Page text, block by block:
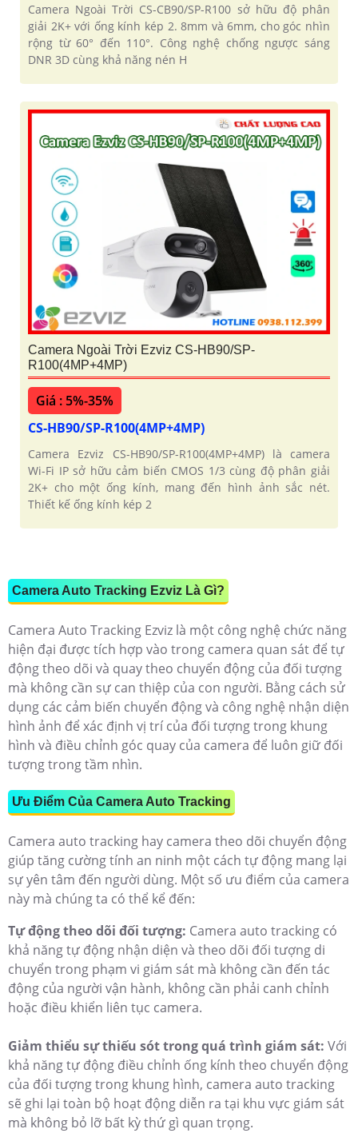
Camera Ngoài Trời CS-CB90/SP-R100 sở hữu độ phân
giải 2K+ với ống kính kép 2. 8mm và 6mm, cho góc nhìn
rộng từ 60° đến 110°. Công nghệ chống ngược sáng
DNR 3D cùng khả năng nén H
Camera Ngoài Trời Ezviz CS-HB90/SP-
R100(4MP+4MP)
Giá : 5%-35%
CS-HB90/SP-R100(4MP+4MP)
Camera Ezviz CS-HB90/SP-R100(4MP+4MP) là camera
Wi-Fi IP sở hữu cảm biến CMOS 1/3 cùng độ phân giải
2K+ cho một ống kính, mang đến hình ảnh sắc nét.
Thiết kế ống kính kép 2
Camera Auto Tracking Ezviz Là Gì?
Camera Auto Tracking Ezviz là một công nghệ chức năng
hiện đại được tích hợp vào trong camera quan sát để tự
động theo dõi và quay theo chuyển động của đối tượng
mà không cần sự can thiệp của con người. Bằng cách sử
dụng các cảm biến chuyển động và công nghệ nhận diện
hình ảnh để xác định vị trí của đối tượng trong khung
hình và điều chỉnh góc quay của camera để luôn giữ đối
tượng trong tầm nhìn.
Ưu Điểm Của Camera Auto Tracking
Camera auto tracking hay camera theo dõi chuyển động
giúp tăng cường tính an ninh một cách tự động mang lại
sự yên tâm đến người dùng. Một số ưu điểm của camera
này mà chúng ta có thể kể đến:
Tự động theo dõi đối tượng: Camera auto tracking có
khả năng tự động nhận diện và theo dõi đối tượng di
chuyển trong phạm vi giám sát mà không cần đến tác
động của người vận hành, không cần phải canh chỉnh
hoặc điều khiển liên tục camera.
Giảm thiểu sự thiếu sót trong quá trình giám sát: Với
khả năng tự động điều chỉnh ống kính theo chuyển động
của đối tượng trong khung hình, camera auto tracking
sẽ ghi lại toàn bộ hoạt động diễn ra tại khu vực giám sát
mà không bỏ lỡ bất kỳ thứ gì quan trọng.